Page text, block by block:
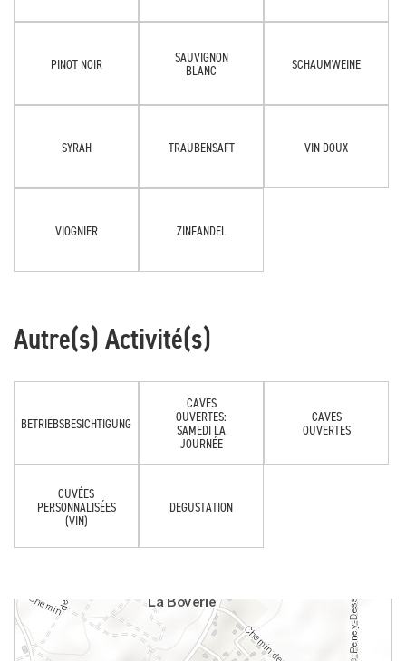
PINOT NOIR
SAUVIGNON
BLANC
SCHAUMWEINE
SYRAH TRAUBENSAFT VIN DOUX
VIOGNIER ZINFANDEL
Autre(s) Activité(s)
BETRIEBSBESICHTIGUNG
CAVES
OUVERTES:
SAMEDI LA
JOURNÉE
CAVES
OUVERTES
CUVÉES
PERSONNALISÉES
(VIN)
DEGUSTATION